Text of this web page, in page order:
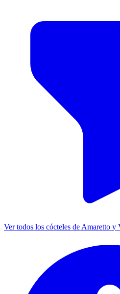
Ver todos los cócteles de Amaretto y